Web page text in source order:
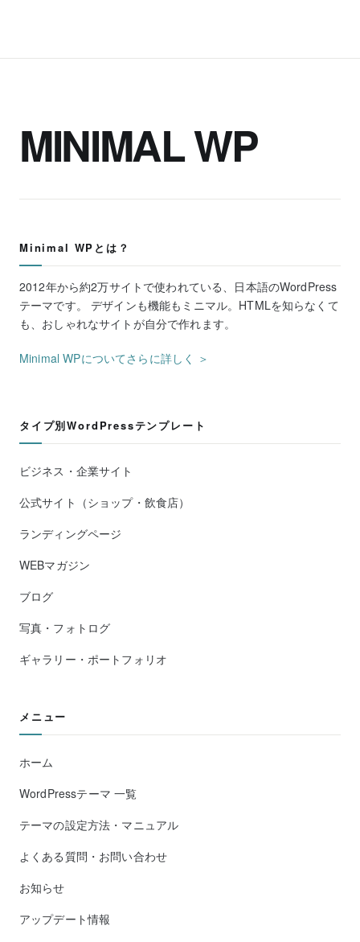
MINIMAL WP
Minimal WPとは？
2012年から約2万サイトで使われている、日本語のWordPress
テーマです。 デザインも機能もミニマル。HTMLを知らなくて
も、おしゃれなサイトが自分で作れます。
Minimal WPについてさらに詳しく ＞
タイプ別WordPressテンプレート
ビジネス・企業サイト
公式サイト（ショップ・飲食店）
ランディングページ
WEBマガジン
ブログ
写真・フォトログ
ギャラリー・ポートフォリオ
メニュー
ホーム
WordPressテーマ 一覧
テーマの設定方法・マニュアル
よくある質問・お問い合わせ
お知らせ
アップデート情報